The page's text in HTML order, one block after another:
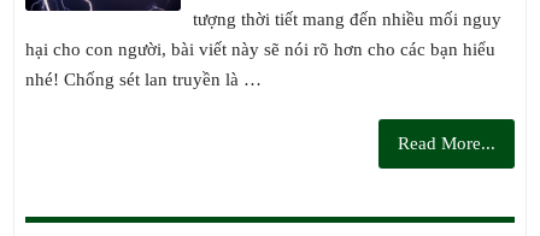
tượng thời tiết mang đến nhiều mối nguy
hại cho con người, bài viết này sẽ nói rõ hơn cho các bạn hiểu
nhé! Chống sét lan truyền là …
Read More...